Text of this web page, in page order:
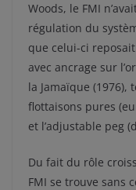
Woods, le FMI
régulation du
que celui-ci
avec ancrage sur
la Jamaïque (1976),
flottaisons pures
et l’adjustable peg
Du fait du rôle
FMI se trouve sans